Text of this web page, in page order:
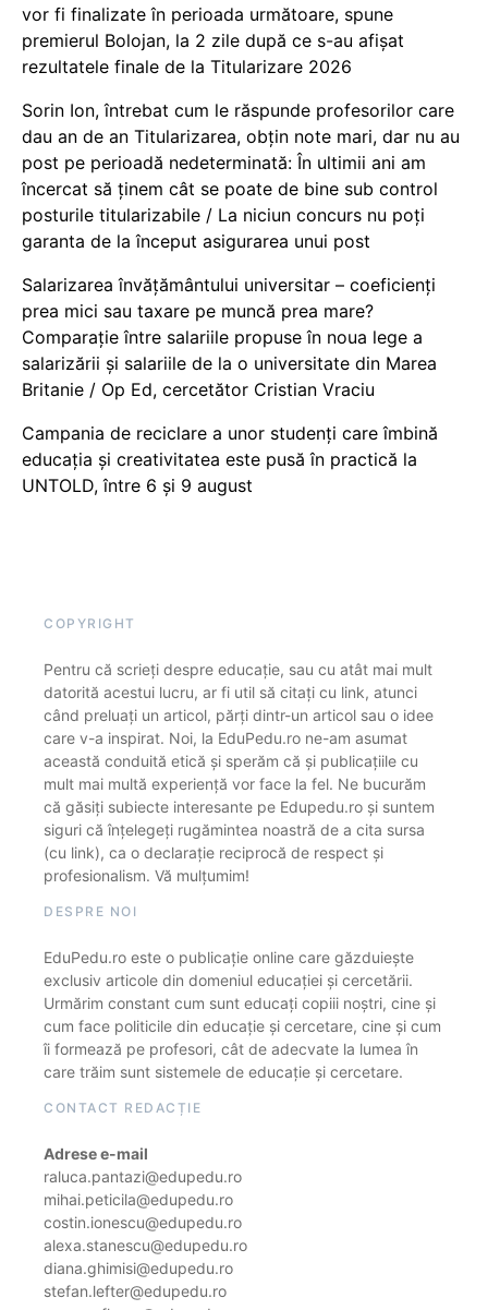
vor fi finalizate în perioada următoare, spune
premierul Bolojan, la 2 zile după ce s-au afișat
rezultatele finale de la Titularizare 2026
Sorin Ion, întrebat cum le răspunde profesorilor care
dau an de an Titularizarea, obțin note mari, dar nu au
post pe perioadă nedeterminată: În ultimii ani am
încercat să ținem cât se poate de bine sub control
posturile titularizabile / La niciun concurs nu poți
garanta de la început asigurarea unui post
Salarizarea învățământului universitar – coeficienți
prea mici sau taxare pe muncă prea mare?
Comparație între salariile propuse în noua lege a
salarizării și salariile de la o universitate din Marea
Britanie / Op Ed, cercetător Cristian Vraciu
Campania de reciclare a unor studenți care îmbină
educația și creativitatea este pusă în practică la
UNTOLD, între 6 și 9 august
COPYRIGHT
Pentru că scrieți despre educație, sau cu atât mai mult
datorită acestui lucru, ar fi util să citați cu link, atunci
când preluați un articol, părți dintr-un articol sau o idee
care v-a inspirat. Noi, la EduPedu.ro ne-am asumat
această conduită etică și sperăm că și publicațiile cu
mult mai multă experiență vor face la fel. Ne bucurăm
că găsiți subiecte interesante pe Edupedu.ro și suntem
siguri că înțelegeți rugămintea noastră de a cita sursa
(cu link), ca o declarație reciprocă de respect și
profesionalism. Vă mulțumim!
DESPRE NOI
EduPedu.ro este o publicație online care găzduiește
exclusiv articole din domeniul educației și cercetării.
Urmărim constant cum sunt educați copiii noștri, cine și
cum face politicile din educație și cercetare, cine și cum
îi formează pe profesori, cât de adecvate la lumea în
care trăim sunt sistemele de educație și cercetare.
CONTACT REDACȚIE
Adrese e-mail
raluca.pantazi@edupedu.ro
mihai.peticila@edupedu.ro
costin.ionescu@edupedu.ro
alexa.stanescu@edupedu.ro
diana.ghimisi@edupedu.ro
stefan.lefter@edupedu.ro